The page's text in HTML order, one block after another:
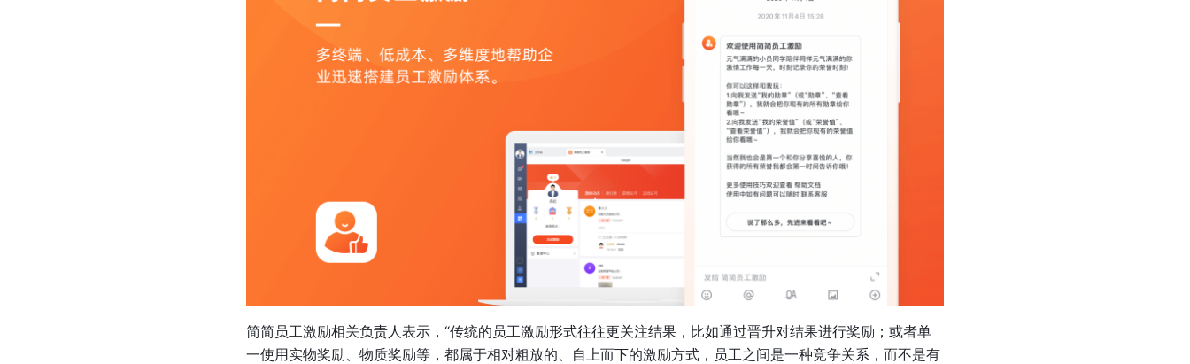
简简员工激励相关负责人表示，“传统的员工激励形式往往更关注结果，比如通过晋升对结果进行奖励；或者单
一使用实物奖励、物质奖励等，都属于相对粗放的、自上而下的激励方式，员工之间是一种竞争关系，而不是有